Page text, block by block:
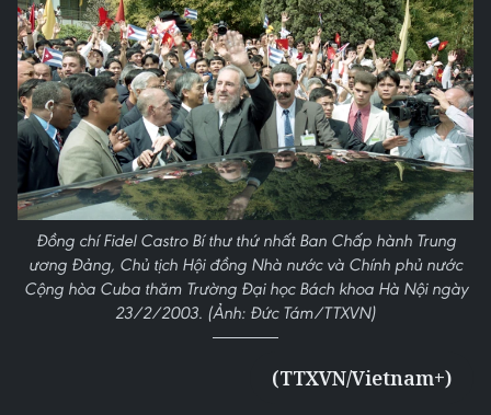
Đồng chí Fidel Castro Bí thư thứ nhất Ban Chấp hành Trung
ương Đảng, Chủ tịch Hội đồng Nhà nước và Chính phủ nước
Cộng hòa Cuba thăm Trường Đại học Bách khoa Hà Nội ngày
23/2/2003. (Ảnh: Đức Tám/TTXVN)
(TTXVN/Vietnam+)